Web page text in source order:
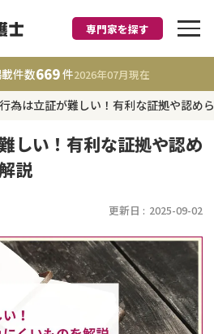
離婚に強い弁護士
都道府県を選択
事務所 669
件
離婚前相談
費用相場
専門家を探す
件数669件2026年07月現在
為は立証が難しい！有利な証拠や認め
しい！有利な証拠や認め
説
更新日 : 2025-09-02